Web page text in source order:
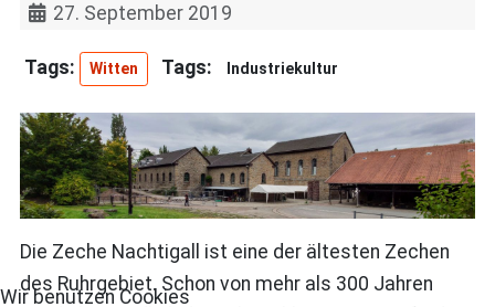
27. September 2019
Witten Industriekultur
Die Zeche Nachtigall ist eine der ältesten Zechen
des Ruhrgebiet. Schon von mehr als 300 Jahren
Wir benutzen Cookies